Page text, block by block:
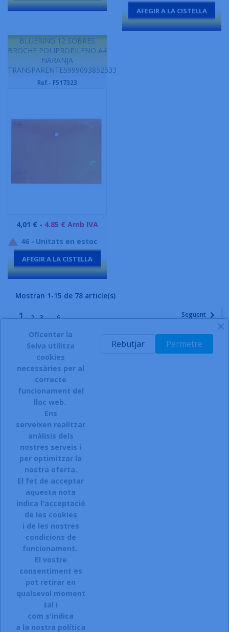
- AFEGIR A LA CISTELLA
-
BLUERING 12 SOBRES
BROCHE POLIPROPILENO A4
NARANJA
TRANSPARENTE5999093852533
Ref.- F517323
Preu
4,01 € - 4.85 € Amb IVA
 46 - Unitats en estoc
AFEGIR A LA CISTELLA
-
Mostran 1-15 de 78 article(s)
123… 6 Següent
Torna a l'inici
INSCRIURE'S AL BUTLLETÍ
Accepto el termes, condicions de servei i la política de
privacitat d'aquest lloc web.
ARTICLES
LA NOSTRA COMPANYIA
CONTACTEU:
Sol.licitar accés a la web.
Registreu-vos:
Si esteu interessats en donar-vos
d\'alta a la nostra botiga,
Oficenter la
Selva utilitza
cookies
necessàries per al
correcte
funcionament del
lloc web.
Ens
serveixen realitzar
anàlisis dels
nostres serveis i
per optimitzar la
nostra oferta.
El fet de acceptar
aquesta nota
indica l'acceptació
de les cookies
i de les nostres
condicions de
funcionament.
El vostre
consentiment es
pot retirar en
qualsevol moment
tal i
com s'indica
a la nostra política
Permetre
Rebutjar